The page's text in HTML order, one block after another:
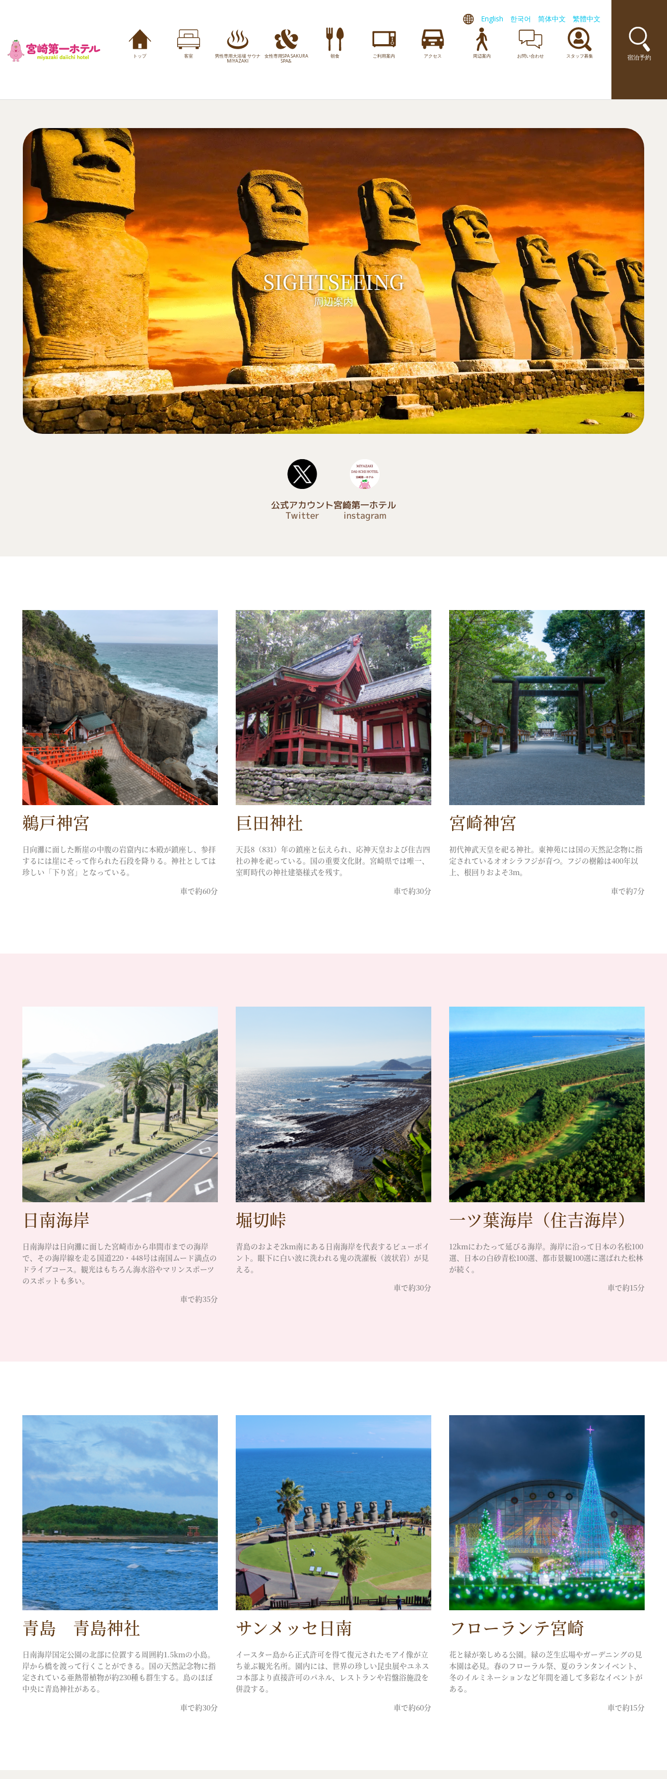
トップ 客室 男性専用大浴場 サウナ
MIYAZAKI
女性専用SPA SAKURA
SPA&
朝食 ご利用案内 アクセス 周辺案内 お問い合わせ スタッフ募集 宿泊予約
English 한국어 简体中文 繁體中文
SIGHTSEEING
周辺案内
公式アカウント
Twitter
宮崎第一ホテル
instagram
鵜戸神宮
日向灘に面した断崖の中腹の岩窟内に本殿が鎮座し、参拝
するには崖にそって作られた石段を降りる。神社としては
珍しい「下り宮」となっている。
車で約60分
巨田神社
天長8（831）年の鎮座と伝えられ、応神天皇および住吉四
社の神を祀っている。国の重要文化財。宮崎県では唯一、
室町時代の神社建築様式を残す。
車で約30分
宮崎神宮
初代神武天皇を祀る神社。東神苑には国の天然記念物に指
定されているオオシラフジが育つ。フジの樹齢は400年以
上、根回りおよそ3m。
車で約7分
日南海岸
日南海岸は日向灘に面した宮崎市から串間市までの海岸
で、その海岸線を走る国道220・448号は南国ムード満点の
ドライブコース。観光はもちろん海水浴やマリンスポーツ
のスポットも多い。
車で約35分
堀切峠
青島のおよそ2km南にある日南海岸を代表するビューポイ
ント。眼下に白い波に洗われる鬼の洗濯板（波状岩）が見
える。
車で約30分
一ツ葉海岸（住吉海岸）
12kmにわたって延びる海岸。海岸に沿って日本の名松100
選、日本の白砂青松100選、都市景観100選に選ばれた松林
が続く。
車で約15分
青島 青島神社
日南海岸国定公園の北部に位置する周囲約1.5kmの小島。
岸から橋を渡って行くことができる。国の天然記念物に指
定されている亜熱帯植物が約230種も群生する。島のほぼ
中央に青島神社がある。
車で約30分
サンメッセ日南
イースター島から正式許可を得て復元されたモアイ像が立
ち並ぶ観光名所。園内には、世界の珍しい昆虫展やユネス
コ本部より直接許可のパネル、レストランや岩盤浴施設を
併設する。
車で約60分
フローランテ宮崎
花と緑が楽しめる公園。緑の芝生広場やガーデニングの見
本園は必見。春のフローラル祭、夏のランタンイベント、
冬のイルミネーションなど年間を通して多彩なイベントが
ある。
車で約15分